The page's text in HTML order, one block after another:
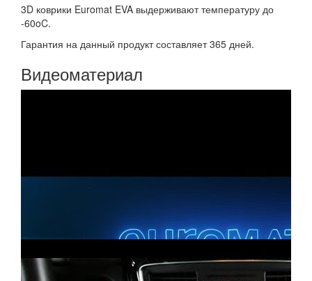
3D коврики Euromat EVA выдерживают температуру до
-60oC.
Гарантия на данный продукт составляет 365 дней.
Видеоматериал